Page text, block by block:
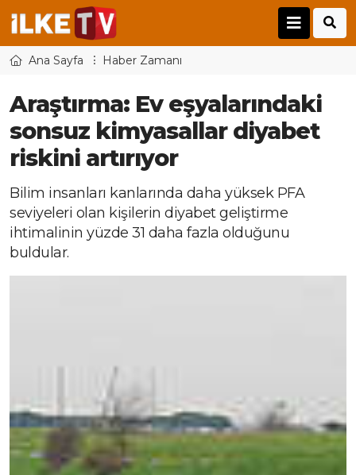
Ana Sayfa Haber Zamanı
Araştırma: Ev eşyalarındaki
sonsuz kimyasallar diyabet
riskini artırıyor
Bilim insanları kanlarında daha yüksek PFA
seviyeleri olan kişilerin diyabet geliştirme
ihtimalinin yüzde 31 daha fazla olduğunu
buldular.